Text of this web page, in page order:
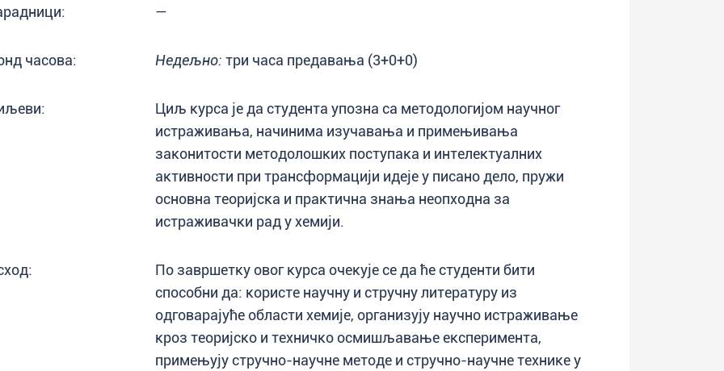
—
часова: Недељно: три часа предавања (3+0+0)
Циљ курса је да студента упозна са методологијом научног
истраживања, начинима изучавања и примењивања
законитости методолошких поступака и интелектуалних
активности при трансформацији идеје у писано дело, пружи
основна теоријска и практична знања неопходна за
истраживачки рад у хемији.
По завршетку овог курса очекује се да ће студенти бити
способни да: користе научну и стручну литературу из
одговарајуће области хемије, организују научно истраживање
кроз теоријско и техничко осмишљавање експеримента,
примењују стручно-научне методе и стручно-научне технике у